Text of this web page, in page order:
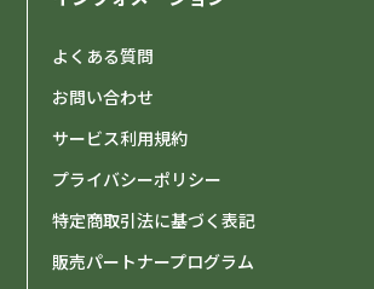
よくある質問
お問い合わせ
サービス利用規約
プライバシーポリシー
特定商取引法に基づく表記
販売パートナープログラム